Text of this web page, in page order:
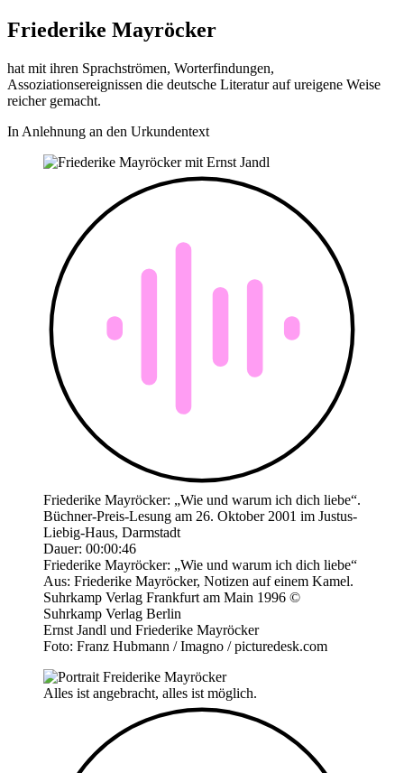
Friederike Mayröcker
hat mit ihren Sprachströmen, Worterfindungen,
Assoziationsereignissen die deutsche Literatur auf ureigene Weise
reicher gemacht.
In Anlehnung an den Urkundentext
Friederike Mayröcker: „Wie und warum ich dich liebe“.
Büchner-Preis-Lesung am 26. Oktober 2001 im Justus-
Liebig-Haus, Darmstadt
Dauer: 00:00:46
Friederike Mayröcker: „Wie und warum ich dich liebe“
Aus: Friederike Mayröcker, Notizen auf einem Kamel.
Suhrkamp Verlag Frankfurt am Main 1996 ©
Suhrkamp Verlag Berlin
Ernst Jandl und Friederike Mayröcker
Foto: Franz Hubmann / Imagno / picturedesk.com
Alles ist angebracht, alles ist möglich.